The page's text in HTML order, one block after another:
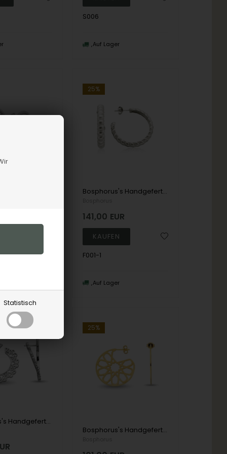
Statistisch
S006
Auf Lager
25%
Bosphorus's Handgefertigter Fingerring aus 8 kt Gold mit 1 Diamanten im Brillantschliff
141,00 EUR
F001-1
Auf Lager
Bosphorus's Handgefertigter Fingerring aus 14 kt Gold mit zwei Herzen
25%
Bosphorus's Handgefertigter Fingerring aus 8 Karat Gold mit kleinem Herzen